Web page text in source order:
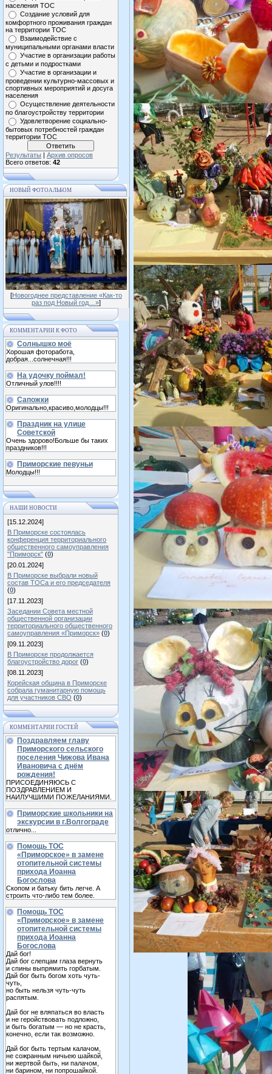
населения ТОС
Создание условий для
комфортного проживания граждан
на территории ТОС
Взаимодействие с
муниципальными органами власти
Участие в организации работы
с детьми и подростками
Участие в организации и
проведении культурно-массовых и
спортивных мероприятий и досуга
населения
Осуществление деятельности
по благоустройству территории
Удовлетворение социально-
бытовых потребностей граждан
территории ТОС
Результаты | Архив опросов
Всего ответов: 42
НОВЫЙ ФОТОАЛЬБОМ
[Новогоднее представление «Как-то
раз под Новый год…»]
КОММЕНТАРИИ К ФОТО
Солнышко моё
Хорошая фоторабота,
добрая...солнечная!!!
На удочку поймал!
Отличный улов!!!!
Сапожки
Оригинально,красиво,молодцы!!!
Праздник на улице
Советской
Очень здорово!Больше бы таких
праздников!!!
Приморские певуньи
Молодцы!!!
НАШИ НОВОСТИ
[15.12.2024]
В Приморске состоялась
конференция территориального
общественного самоуправления
"Приморск" (0)
[20.01.2024]
В Приморске выбрали новый
состав ТОСа и его председателя
(0)
[17.11.2023]
Заседании Совета местной
общественной организации
территориального общественного
самоуправления «Приморск» (0)
[09.11.2023]
В Приморске продолжается
благоустройство дорог (0)
[08.11.2023]
Корейская община в Приморске
собрала гуманитарную помощь
для участников СВО (0)
КОММЕНТАРИИ ГОСТЕЙ
Поздравляем главу
Приморского сельского
поселения Чижова Ивана
Ивановича с днём
рождения!
ПРИСОЕДИНЯЮСЬ С
ПОЗДРАВЛЕНИЕМ И
НАИЛУЧШИМИ ПОЖЕЛАНИЯМИ.
Приморские школьники на
экскурсии в г.Волгограде
отлично...
Помощь ТОС
«Приморское» в замене
отопительной системы
прихода Иоанна
Богослова
Скопом и батьку бить легче. А
строить что-либо тем более.
Помощь ТОС
«Приморское» в замене
отопительной системы
прихода Иоанна
Богослова
Дай бог!
Дай бог слепцам глаза вернуть
и спины выпрямить горбатым.
Дай бог быть богом хоть чуть-
чуть,
но быть нельзя чуть-чуть
распятым.
Дай бог не вляпаться во власть
и не геройствовать подложно,
и быть богатым — но не красть,
конечно, если так возможно.
Дай бог быть тертым калачом,
не сожранным ничьею шайкой,
ни жертвой быть, ни палачом,
ни барином, ни попрошайкой.